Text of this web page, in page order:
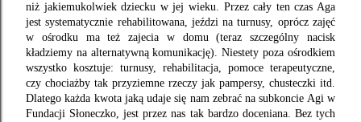
niż jakiemukolwiek dziecku w jej wieku. Przez cały ten czas Aga
jest systematycznie rehabilitowana, jeździ na turnusy, oprócz zajęć
w ośrodku ma też zajecia w domu (teraz szczególny nacisk
kładziemy na alternatywną komunikację). Niestety poza ośrodkiem
wszystko kosztuje: turnusy, rehabilitacja, pomoce terapeutyczne,
czy chociażby tak przyziemne rzeczy jak pampersy, chusteczki itd.
Dlatego każda kwota jaką udaje się nam zebrać na subkoncie Agi w
Fundacji Słoneczko, jest przez nas tak bardzo doceniana. Bez tych